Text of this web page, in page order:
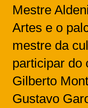
Mestre
Artes e o
mestre da
participar do
Gilberto
Gustavo